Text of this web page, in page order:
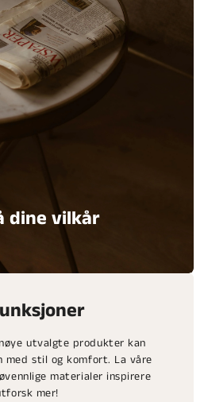
dine vilkår
utvalgte produkter kan
stil og komfort. La våre
materialer inspirere
mer!